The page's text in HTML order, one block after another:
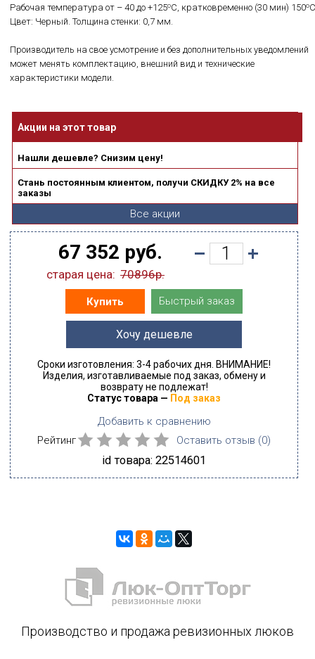
Рабочая температура от – 40 до +125oC, кратковременно (30 мин) 150o
Цвет: Черный. Толщина стенки: 0,7 мм.
Производитель на свое усмотрение и без дополнительных уведомлений
может менять комплектацию, внешний вид и технические
характеристики модели.
Акции на этот товар
Нашли дешевле? Снизим цену!
Стань постоянным клиентом, получи СКИДКУ 2% на все
заказы
Все акции
67 352 руб.
старая цена: 70896р.
Купить Быстрый заказ
Хочу дешевле
Сроки изготовления: 3-4 рабочих дня. ВНИМАНИЕ!
Изделия, изготавливаемые под заказ, обмену и
возврату не подлежат!
Статус товара — Под заказ
Добавить к сравнению
Рейтинг
Оставить отзыв (0)
id товара: 22514601
Производство и продажа ревизионных люков